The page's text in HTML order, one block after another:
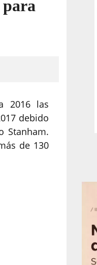
para
2016 las
debido
Stanham.
de 130